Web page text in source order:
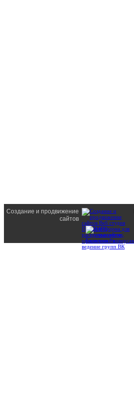
Создание и продвижение
сайтов